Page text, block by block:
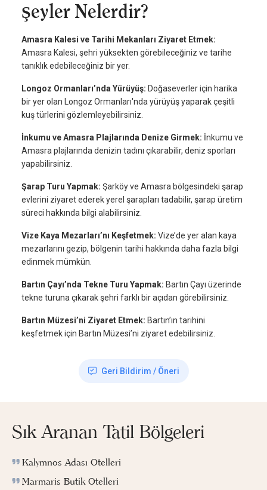
Şeyler Nelerdir?
Amasra Kalesi ve Tarihi Mekanları Ziyaret Etmek:
Amasra Kalesi, şehri yüksekten görebileceğiniz ve tarihe
tanıklık edebileceğiniz bir yer.
Longoz Ormanları’nda Yürüyüş: Doğaseverler için harika
bir yer olan Longoz Ormanları'nda yürüyüş yaparak çeşitli
kuş türlerini gözlemleyebilirsiniz.
İnkumu ve Amasra Plajlarında Denize Girmek: İnkumu ve
Amasra plajlarında denizin tadını çıkarabilir, deniz sporları
yapabilirsiniz.
Şarap Turu Yapmak: Şarköy ve Amasra bölgesindeki şarap
evlerini ziyaret ederek yerel şarapları tadabilir, şarap üretim
süreci hakkında bilgi alabilirsiniz.
Vize Kaya Mezarları’nı Keşfetmek: Vize’de yer alan kaya
mezarlarını gezip, bölgenin tarihi hakkında daha fazla bilgi
edinmek mümkün.
Bartın Çayı’nda Tekne Turu Yapmak: Bartın Çayı üzerinde
tekne turuna çıkarak şehri farklı bir açıdan görebilirsiniz.
Bartın Müzesi’ni Ziyaret Etmek: Bartın’ın tarihini
keşfetmek için Bartın Müzesi’ni ziyaret edebilirsiniz.
Geri Bildirim / Öneri
Sık Aranan Tatil Bölgeleri
Kalymnos Adası Otelleri
Marmaris Butik Otelleri